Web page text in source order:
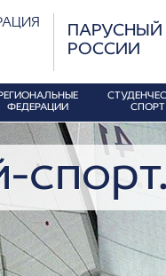
ПАРУСНЫЙ
РОССИИ
ФЕДЕРАЦИИ
СПОРТ